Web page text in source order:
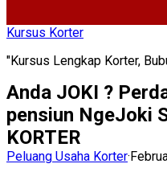
Kursus Korter
"Kursus Lengkap Korter,
Anda JOKI ?
pensiun NgeJoki
KORTER
Peluang Usaha Korter·